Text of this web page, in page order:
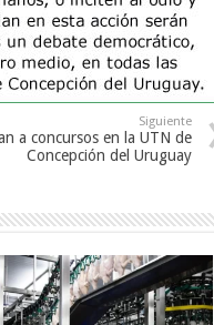
Siguiente
a concursos en la UTN de
Concepción del Uruguay